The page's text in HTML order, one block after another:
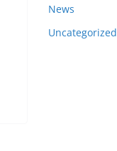
News
Uncategorized